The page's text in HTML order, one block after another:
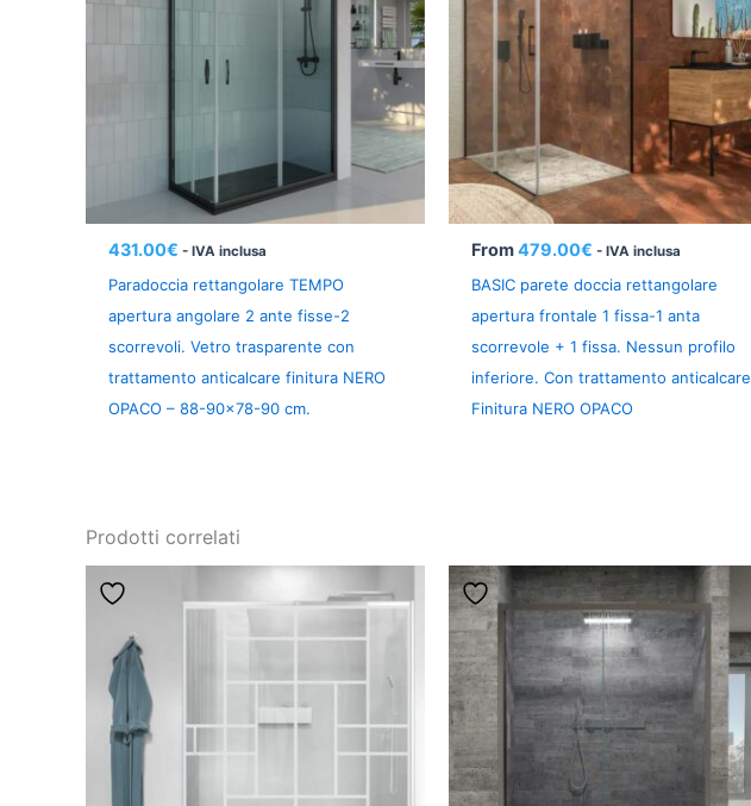
431.00€ - IVA inclusa
Paradoccia rettangolare TEMPO
apertura angolare 2 ante fisse-2
scorrevoli. Vetro trasparente con
trattamento anticalcare finitura NERO
OPACO – 88-90×78-90 cm.
From479.00€ - IVA inclusa
BASIC parete doccia rettangolare
apertura frontale 1 fissa-1 anta
scorrevole + 1 fissa. Nessun profilo
inferiore. Con trattamento anticalcare
Finitura NERO OPACO
Prodotti correlati